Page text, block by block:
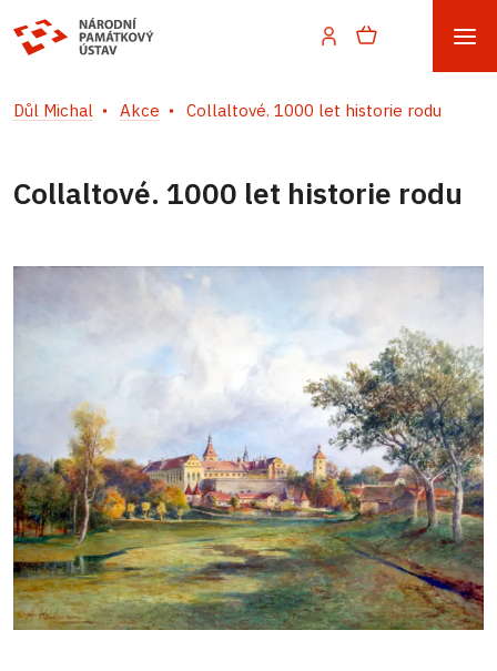
Důl Michal Akce Collaltové. 1000 let historie rodu
Collaltové. 1000 let historie rodu